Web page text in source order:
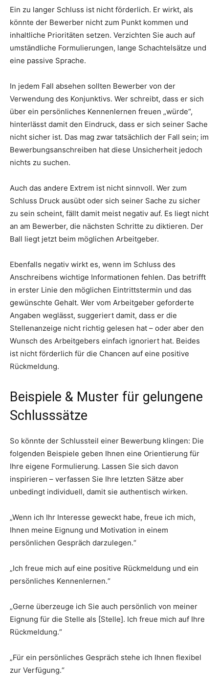
Ein zu langer Schluss ist nicht förderlich. Er wirkt, als
könnte der Bewerber nicht zum Punkt kommen und
inhaltliche Prioritäten setzen. Verzichten Sie auch auf
umständliche Formulierungen, lange Schachtelsätze und
eine passive Sprache.
In jedem Fall absehen sollten Bewerber von der
Verwendung des Konjunktivs. Wer schreibt, dass er sich
über ein persönliches Kennenlernen freuen „würde“,
hinterlässt damit den Eindruck, dass er sich seiner Sache
nicht sicher ist. Das mag zwar tatsächlich der Fall sein; im
Bewerbungsanschreiben hat diese Unsicherheit jedoch
nichts zu suchen.
Auch das andere Extrem ist nicht sinnvoll. Wer zum
Schluss Druck ausübt oder sich seiner Sache zu sicher
zu sein scheint, fällt damit meist negativ auf. Es liegt nicht
an am Bewerber, die nächsten Schritte zu diktieren. Der
Ball liegt jetzt beim möglichen Arbeitgeber.
Ebenfalls negativ wirkt es, wenn im Schluss des
Anschreibens wichtige Informationen fehlen. Das betrifft
in erster Linie den möglichen Eintrittstermin und das
gewünschte Gehalt. Wer vom Arbeitgeber geforderte
Angaben weglässt, suggeriert damit, dass er die
Stellenanzeige nicht richtig gelesen hat – oder aber den
Wunsch des Arbeitgebers einfach ignoriert hat. Beides
ist nicht förderlich für die Chancen auf eine positive
Rückmeldung.
Beispiele & Muster für gelungene
Schlusssätze
So könnte der Schlussteil einer Bewerbung klingen: Die
folgenden Beispiele geben Ihnen eine Orientierung für
Ihre eigene Formulierung. Lassen Sie sich davon
inspirieren – verfassen Sie Ihre letzten Sätze aber
unbedingt individuell, damit sie authentisch wirken.
„Wenn ich Ihr Interesse geweckt habe, freue ich mich,
Ihnen meine Eignung und Motivation in einem
persönlichen Gespräch darzulegen.“
„Ich freue mich auf eine positive Rückmeldung und ein
persönliches Kennenlernen.“
„Gerne überzeuge ich Sie auch persönlich von meiner
Eignung für die Stelle als [Stelle]. Ich freue mich auf Ihre
Rückmeldung.“
„Für ein persönliches Gespräch stehe ich Ihnen flexibel
zur Verfügung.“